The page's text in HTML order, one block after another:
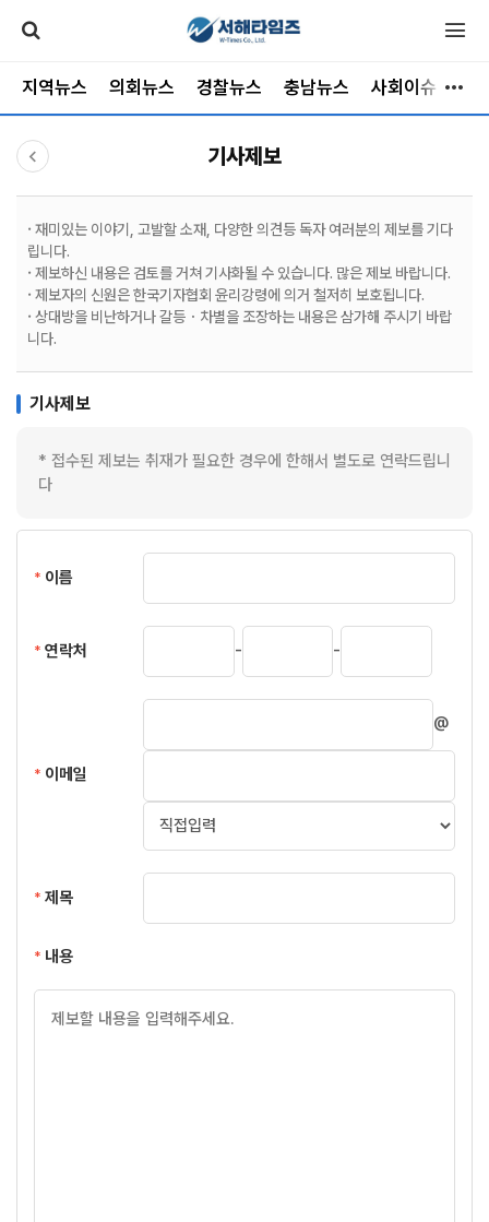
지역뉴스 의회뉴스 경찰뉴스 충남뉴스 사회이슈 소
기사제보
· 재미있는 이야기, 고발할 소재, 다양한 의견등 독자 여러분의 제보를 기다
립니다.
· 제보하신 내용은 검토를 거쳐 기사화될 수 있습니다. 많은 제보 바랍니다.
· 제보자의 신원은 한국기자협회 윤리강령에 의거 철저히 보호됩니다.
· 상대방을 비난하거나 갈등ㆍ차별을 조장하는 내용은 삼가해 주시기 바랍
니다.
기사제보
* 접수된 제보는 취재가 필요한 경우에 한해서 별도로 연락드립니
다
* 이름
* 연락처 - -
* 이메일
@
* 제목
* 내용